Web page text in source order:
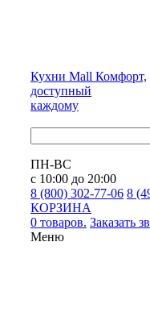
Кухни Mall Комфорт,
доступный
каждому
ПН-ВС
с 10:00 до 20:00
8 (800) 302-77-06 8
КОРЗИНА
0 товаров. Заказать
Меню